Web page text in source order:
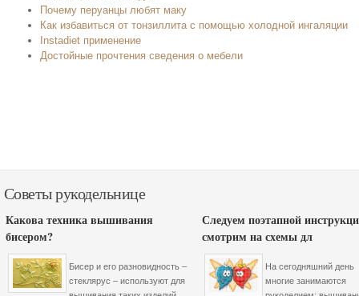
Почему перуанцы любят маку
Как избавиться от тонзиллита с помощью холодной ингаляции
Instadiet применение
Достойные прочтения сведения о мебели
Советы рукодельнице
Какова техника вышивания
бисером?
Бисер и его разновидность –
стеклярус – используют для
Следуем поэтапной
смотрим на схемы дл
На сегодняшний день
многие занимаются